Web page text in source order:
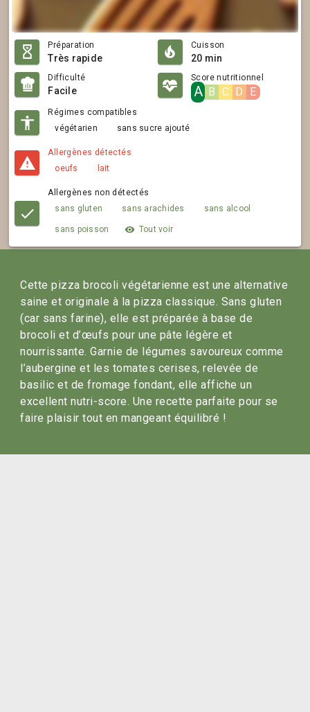
Préparation
Très rapide
Cuisson
20 min
Difficulté
Facile
Score nutritionnel
A B C D E
Régimes compatibles
végétarien
sans sucre ajouté
Allergènes détectés
oeufs
lait
Allergènes non détectés
sans gluten
sans arachides sans alcool
sans poisson Tout voir
Cette pizza brocoli végétarienne est une alternative
saine et originale à la pizza classique. Sans gluten
(car sans farine), elle est préparée à base de
brocoli et d’œufs pour une pâte légère et
nourrissante. Garnie de légumes savoureux comme
l’aubergine et les tomates cerises, relevée de
basilic et de fromage fondant, elle affiche un
excellent nutri-score. Une recette parfaite pour se
faire plaisir tout en mangeant équilibré !